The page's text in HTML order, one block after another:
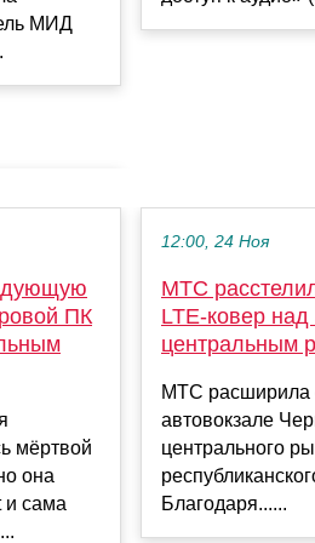
МИД
ПК
мёртвой
она
и сама
12:00, 24 Ноя
МТС
LTE-ковер
центральным
МТС расширила
автовокзале
центрального
Благодаря......